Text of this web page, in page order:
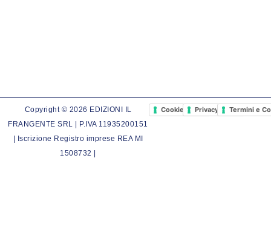
Copyright © 2026 EDIZIONI IL
FRANGENTE SRL | P.IVA 11935200151
| Iscrizione Registro imprese REA MI
1508732 |
Cookie PolicyPrivacy PolicyTermini e